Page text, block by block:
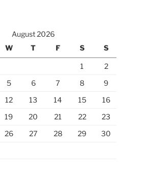
August 2026
W T F S S
1
2
5 6 7 8
9
12 13 14 15
16
19 20 21 22
23
26 27 28 29
30